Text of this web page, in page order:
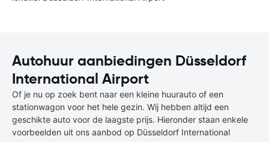
Autohuur aanbiedingen Düsseldorf
International Airport
Of je nu op zoek bent naar een kleine huurauto of een
stationwagon voor het hele gezin. Wij hebben altijd een
geschikte auto voor de laagste prijs. Hieronder staan enkele
voorbeelden uit ons aanbod op Düsseldorf International